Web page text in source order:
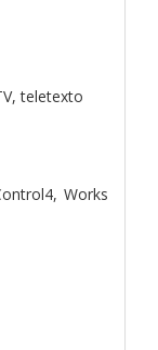
teletexto
Works